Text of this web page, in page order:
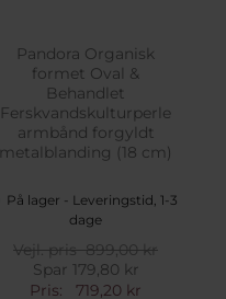
Pandora Organisk
formet Oval &
Behandlet
Ferskvandskulturperle
armbånd forgyldt
metalblanding (18 cm)
På lager - Leveringstid, 1-3
dage
Vejl. pris899,00 kr
Spar 179,80 kr
Pris:
719,20 kr